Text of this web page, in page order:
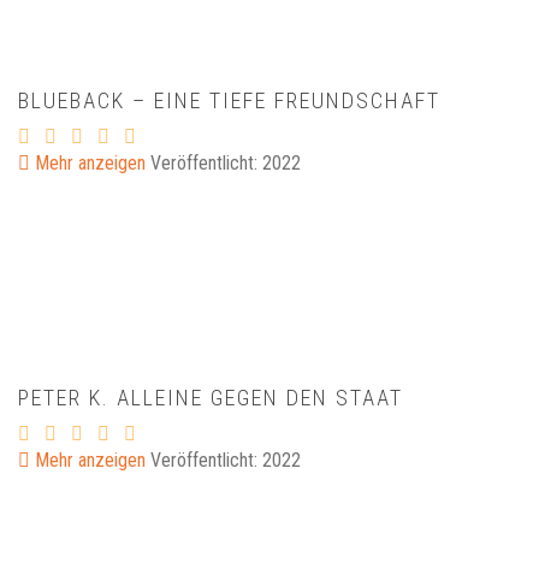
BLUEBACK – EINE TIEFE FREUNDSCHAFT
Mehr anzeigen Veröffentlicht: 2022
PETER K. ALLEINE GEGEN DEN STAAT
Mehr anzeigen Veröffentlicht: 2022